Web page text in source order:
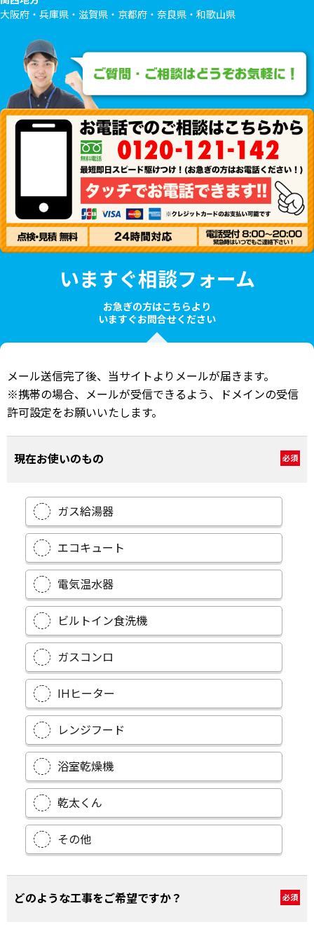
大阪府・兵庫県・滋賀県・京都府・奈良県・和歌山県
いますぐ相談フォーム
お急ぎの方はこちらより
いますぐお問合せください
メール送信完了後、当サイトよりメールが届きます。
※携帯の場合、メールが受信できるよう、ドメインの受信
許可設定をお願いいたします。
現在お使いのもの 必須
ガス給湯器
エコキュート
電気温水器
ビルトイン食洗機
ガスコンロ
IHヒーター
レンジフード
浴室乾燥機
乾太くん
その他
どのような工事をご希望ですか？ 必須